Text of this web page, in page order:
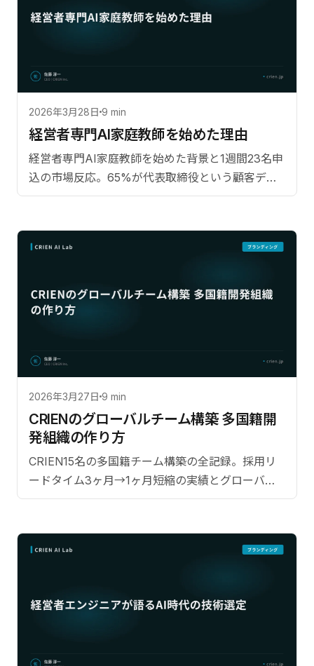
2026年3月28日 9 min
経営者専門AI家庭教師を始めた理由
経営者専門AI家庭教師を始めた背景と1週間23名申
込の市場反応。65%が代表取締役という顧客デー
タと4つのニーズ類型を分析。【監修：佐藤淳一
2026年3月27日 9 min
CRIENのグローバルチーム構築 多国籍開
発組織の作り方
CRIEN15名の多国籍チーム構築の全記録。採用リ
ードタイム3ヶ月→1ヶ月短縮の実績とグローバル
チーム構築5ステップを公開。